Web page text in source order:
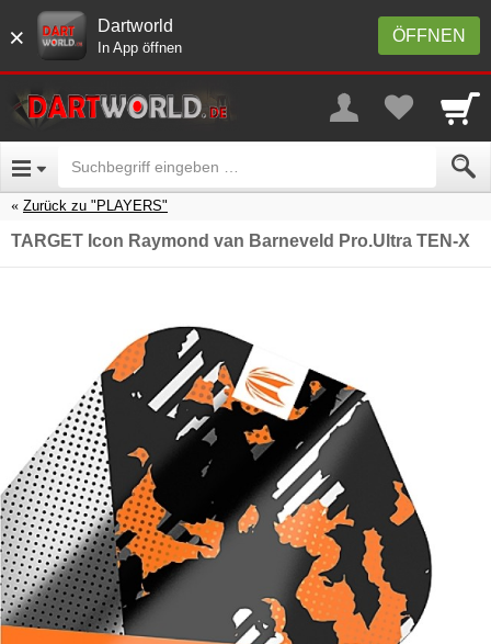
× ÖFFNEN
Dartworld
In App öffnen
Zurück zu "PLAYERS"
TARGET Icon Raymond van Barneveld Pro.Ultra TEN-X